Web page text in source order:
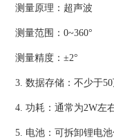
测量原理：超声波
测量范围：0~360°
测量精度：±2°
3. 数据存储：不少于
4. 功耗：通常为2W左
5. 电池：可拆卸锂电